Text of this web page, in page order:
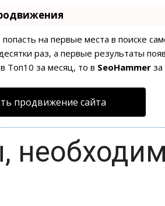
на первые места в поиске
раз, а первые результаты
Топ10 за месяц, то в SeoHammer
продвижение сайта